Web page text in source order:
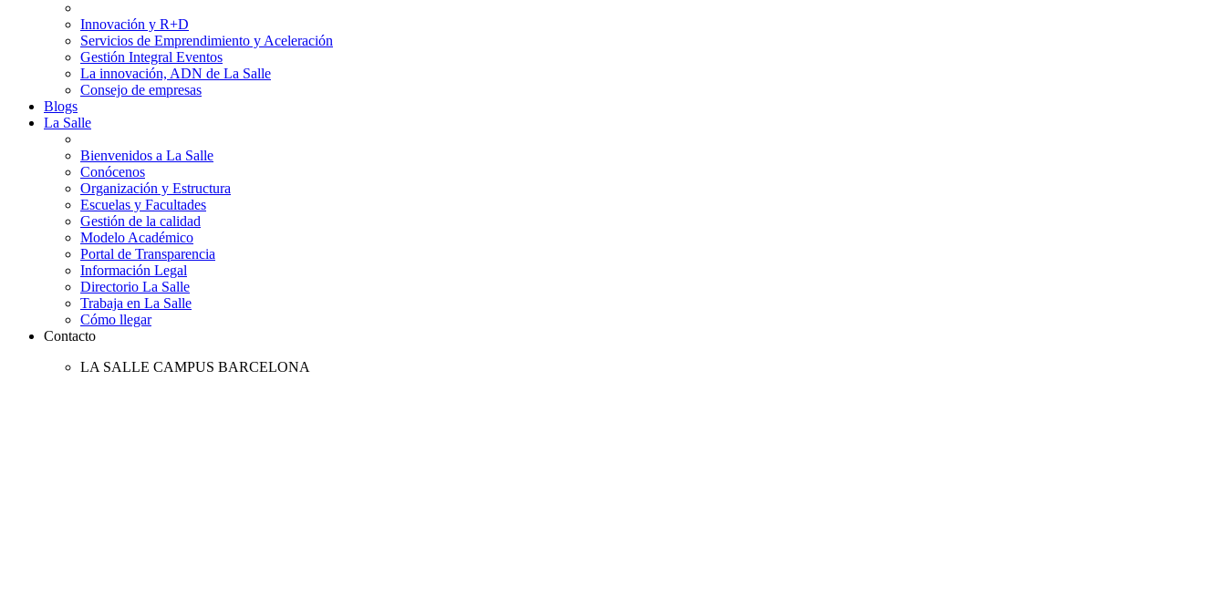
Innovación y R+D
Servicios de Emprendimiento y Aceleración
Gestión Integral Eventos
La innovación, ADN de La Salle
Consejo de empresas
Blogs
La Salle
Bienvenidos a La Salle
Conócenos
Organización y Estructura
Escuelas y Facultades
Gestión de la calidad
Modelo Académico
Portal de Transparencia
Información Legal
Directorio La Salle
Trabaja en La Salle
Cómo llegar
Contacto
LA SALLE CAMPUS BARCELONA